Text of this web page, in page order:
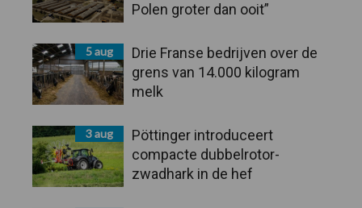
Polen groter dan ooit”
5 aug
Drie Franse bedrijven over de
grens van 14.000 kilogram
melk
3 aug
Pöttinger introduceert
compacte dubbelrotor-
zwadhark in de hef